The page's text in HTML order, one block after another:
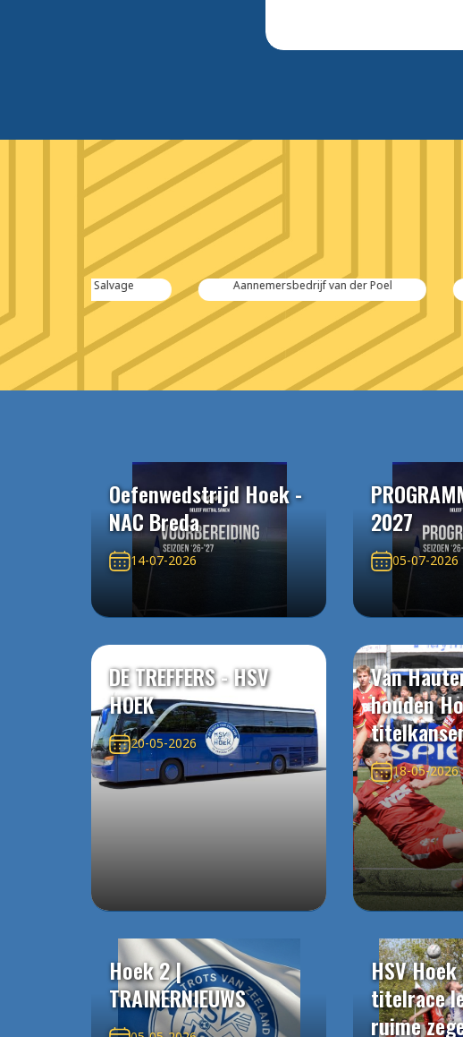
Aannemersbedrijf van der Poel
Oefenwedstrijd Hoek -
NAC Breda
14-07-2026
2027
05-07-2026
DE TREFFERS - HSV
HOEK
20-05-2026
Van
houden
18-05-2026
Hoek 2 |
TRAINERNIEUWS
HSV
titelrace
ruime